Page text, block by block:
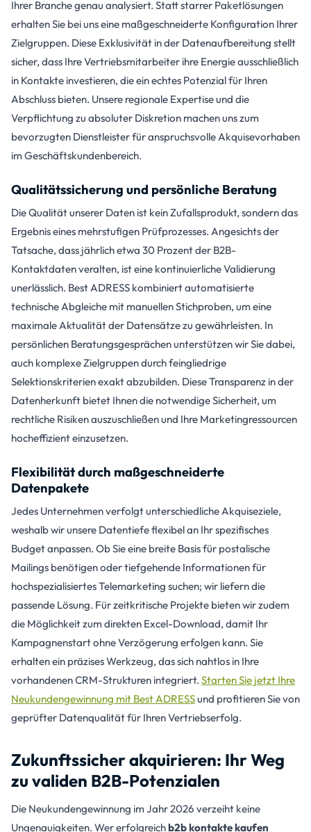
Ihrer Branche genau analysiert. Statt starrer Paketlösungen
erhalten Sie bei uns eine maßgeschneiderte Konfiguration Ihrer
Zielgruppen. Diese Exklusivität in der Datenaufbereitung stellt
sicher, dass Ihre Vertriebsmitarbeiter ihre Energie ausschließlich
in Kontakte investieren, die ein echtes Potenzial für Ihren
Abschluss bieten. Unsere regionale Expertise und die
Verpflichtung zu absoluter Diskretion machen uns zum
bevorzugten Dienstleister für anspruchsvolle Akquisevorhaben
im Geschäftskundenbereich.
Qualitätssicherung und persönliche Beratung
Die Qualität unserer Daten ist kein Zufallsprodukt, sondern das
Ergebnis eines mehrstufigen Prüfprozesses. Angesichts der
Tatsache, dass jährlich etwa 30 Prozent der B2B-
Kontaktdaten veralten, ist eine kontinuierliche Validierung
unerlässlich. Best ADRESS kombiniert automatisierte
technische Abgleiche mit manuellen Stichproben, um eine
maximale Aktualität der Datensätze zu gewährleisten. In
persönlichen Beratungsgesprächen unterstützen wir Sie dabei,
auch komplexe Zielgruppen durch feingliedrige
Selektionskriterien exakt abzubilden. Diese Transparenz in der
Datenherkunft bietet Ihnen die notwendige Sicherheit, um
rechtliche Risiken auszuschließen und Ihre Marketingressourcen
hocheffizient einzusetzen.
Flexibilität durch maßgeschneiderte
Datenpakete
Jedes Unternehmen verfolgt unterschiedliche Akquiseziele,
weshalb wir unsere Datentiefe flexibel an Ihr spezifisches
Budget anpassen. Ob Sie eine breite Basis für postalische
Mailings benötigen oder tiefgehende Informationen für
hochspezialisiertes Telemarketing suchen; wir liefern die
passende Lösung. Für zeitkritische Projekte bieten wir zudem
die Möglichkeit zum direkten Excel-Download, damit Ihr
Kampagnenstart ohne Verzögerung erfolgen kann. Sie
erhalten ein präzises Werkzeug, das sich nahtlos in Ihre
vorhandenen CRM-Strukturen integriert. Starten Sie jetzt Ihre
Neukundengewinnung mit Best ADRESSund profitieren Sie von
geprüfter Datenqualität für Ihren Vertriebserfolg.
Zukunftssicher akquirieren: Ihr Weg
zu validen B2B-Potenzialen
Die Neukundengewinnung im Jahr 2026 verzeiht keine
Ungenauigkeiten. Wer erfolgreichb2b kontakte kaufen